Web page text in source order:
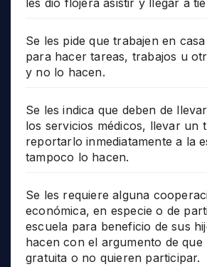
Se les pide que trabajen en
para hacer tareas, trabajos u
y no lo hacen.
Se les indica que deben de
los servicios médicos, llevar un
reportarlo inmediatamente a la
tampoco lo hacen.
Se les requiere alguna
económica, en especie o de
escuela para beneficio de sus
hacen con el argumento de que
gratuita o no quieren participar.